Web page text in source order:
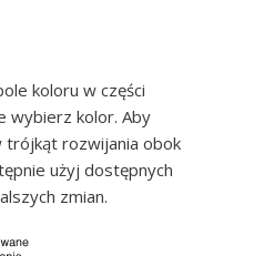
koloru w części
wybierz kolor. Aby
trójkąt rozwijania obok
użyj dostępnych
zmian.